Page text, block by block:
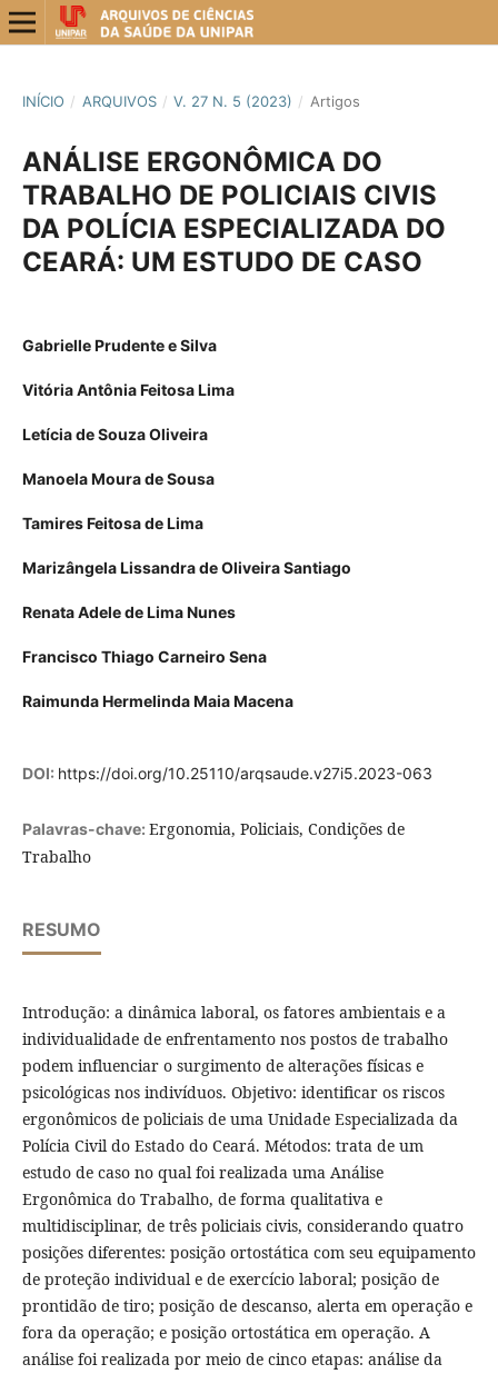
INÍCIO / ARQUIVOS / V. 27 N. 5 (2023) / Artigos
ANÁLISE ERGONÔMICA DO
TRABALHO DE POLICIAIS CIVIS
DA POLÍCIA ESPECIALIZADA DO
CEARÁ: UM ESTUDO DE CASO
Gabrielle Prudente e Silva
Vitória Antônia Feitosa Lima
Letícia de Souza Oliveira
Manoela Moura de Sousa
Tamires Feitosa de Lima
Marizângela Lissandra de Oliveira Santiago
Renata Adele de Lima Nunes
Francisco Thiago Carneiro Sena
Raimunda Hermelinda Maia Macena
DOI: https://doi.org/10.25110/arqsaude.v27i5.2023-063
Palavras-chave: Ergonomia, Policiais, Condições de
Trabalho
RESUMO
Introdução: a dinâmica laboral, os fatores ambientais e a
individualidade de enfrentamento nos postos de trabalho
podem influenciar o surgimento de alterações físicas e
psicológicas nos indivíduos. Objetivo: identificar os riscos
ergonômicos de policiais de uma Unidade Especializada da
Polícia Civil do Estado do Ceará. Métodos: trata de um
estudo de caso no qual foi realizada uma Análise
Ergonômica do Trabalho, de forma qualitativa e
multidisciplinar, de três policiais civis, considerando quatro
posições diferentes: posição ortostática com seu equipamento
de proteção individual e de exercício laboral; posição de
prontidão de tiro; posição de descanso, alerta em operação e
fora da operação; e posição ortostática em operação. A
análise foi realizada por meio de cinco etapas: análise da